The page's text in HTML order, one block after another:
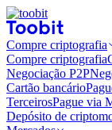
Compre criptografia
Compre criptografia
Negociação P2P
Cartão bancário
TerceirosPague via
Depósito de